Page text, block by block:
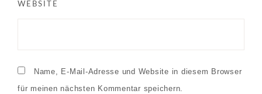
WEBSITE
Name, E-Mail-Adresse und Website in diesem Browser
für meinen nächsten Kommentar speichern.